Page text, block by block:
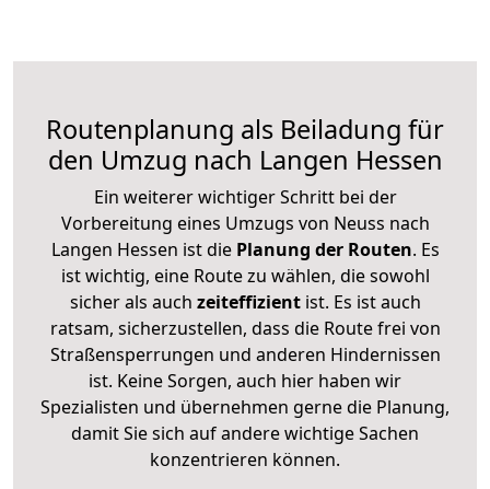
Routenplanung als Beiladung für
den Umzug nach Langen Hessen
Ein weiterer wichtiger Schritt bei der
Vorbereitung eines Umzugs von Neuss nach
Langen Hessen ist diePlanung der Routen. Es
ist wichtig, eine Route zu wählen, die sowohl
sicher als auch zeiteffizientist. Es ist auch
ratsam, sicherzustellen, dass die Route frei von
Straßensperrungen und anderen Hindernissen
ist. Keine Sorgen, auch hier haben wir
Spezialisten und übernehmen gerne die Planung,
damit Sie sich auf andere wichtige Sachen
konzentrieren können.